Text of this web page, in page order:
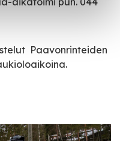
Paavonrinteiden